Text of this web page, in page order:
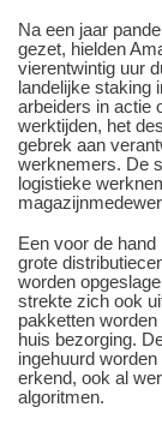
Na een jaar
gezet, hielden
vierentwintig uur
landelijke staking
arbeiders in actie
werktijden, het
gebrek aan
werknemers. De
logistieke
Een voor de
grote
worden
strekte zich ook
pakketten
huis bezorging.
ingehuurd
erkend, ook al
algoritmen.